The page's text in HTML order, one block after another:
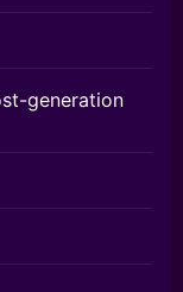
generation